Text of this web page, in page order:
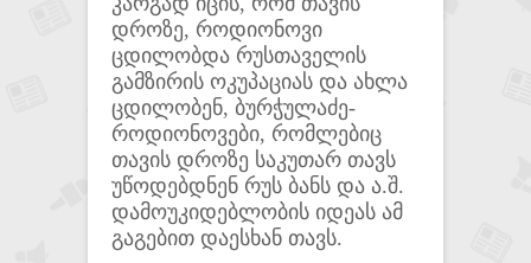
დროზე, როდიონოვი
ცდილობდა რუსთაველის
გამზირის ოკუპაციას და ახლა
ცდილობენ, ბურჭულაძე-
როდიონოვები, რომლებიც
თავის დროზე საკუთარ თავს
უწოდებდნენ რუს ბანს და ა.შ.
დამოუკიდებლობის იდეას ამ
გაგებით დაესხან თავს.